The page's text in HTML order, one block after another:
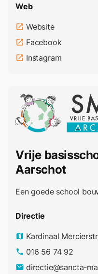
Web
open_in_new Website
open_in_new Facebook
open_in_new Instagram
Vrije
Aarschot
Een goede school
Directie
map Kardinaal
phone 016 56 74 92
email directie@sancta-